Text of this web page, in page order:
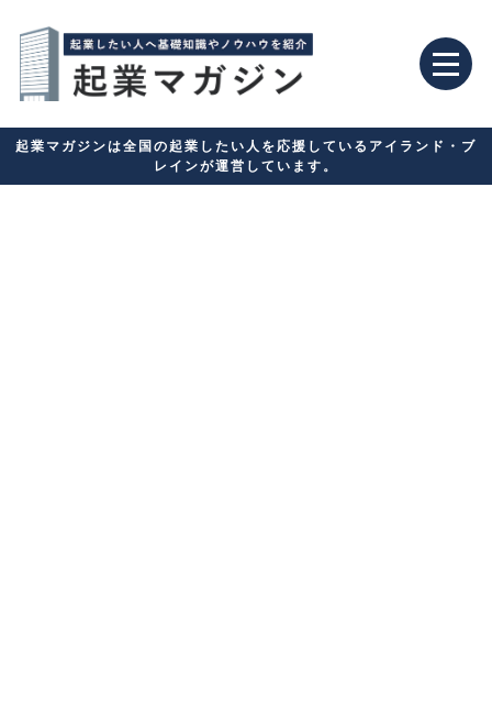
起業マガジンは全国の起業したい人を応援しているアイランド・ブ
レインが運営しています。